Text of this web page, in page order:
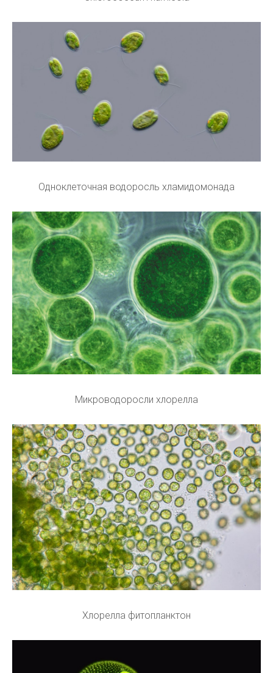
Одноклеточная водоросль хламидомонада
Микроводоросли хлорелла
Хлорелла фитопланктон